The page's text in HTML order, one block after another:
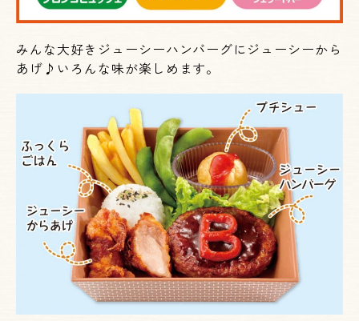
みんな大好きジューシーハンバーグにジューシーから
あげ♪いろんな味が楽しめます。